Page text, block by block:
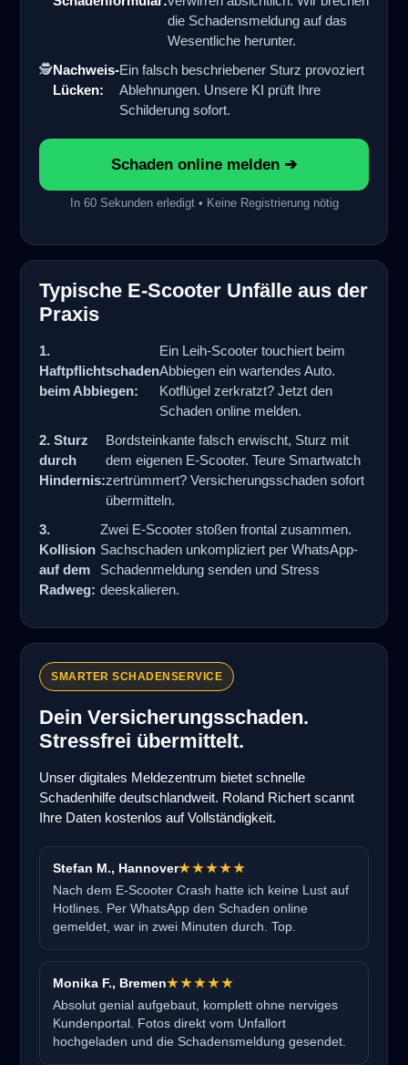
die Schadensmeldung auf das
Wesentliche herunter.
🕵️Nachweis-
Lücken:
Ein falsch beschriebener Sturz provoziert
Ablehnungen. Unsere KI prüft Ihre
Schilderung sofort.
Schaden online melden ➔
In 60 Sekunden erledigt • Keine Registrierung nötig
Typische E-Scooter Unfälle aus der
Praxis
1.
Haftpflichtschaden
beim Abbiegen:
Ein Leih-Scooter touchiert beim
Abbiegen ein wartendes Auto.
Kotflügel zerkratzt? Jetzt den
Schaden online melden.
2. Sturz
durch
Hindernis:
Bordsteinkante falsch erwischt, Sturz mit
dem eigenen E-Scooter. Teure Smartwatch
zertrümmert? Versicherungsschaden sofort
übermitteln.
3.
Kollision
auf dem
Radweg:
Zwei E-Scooter stoßen frontal zusammen.
Sachschaden unkompliziert per WhatsApp-
Schadenmeldung senden und Stress
deeskalieren.
SMARTER SCHADENSERVICE
Dein Versicherungsschaden.
Stressfrei übermittelt.
Unser digitales Meldezentrum bietet schnelle
Schadenhilfe deutschlandweit. Roland Richert scannt
Ihre Daten kostenlos auf Vollständigkeit.
Stefan M., Hannover★★★★★
Nach dem E-Scooter Crash hatte ich keine Lust auf
Hotlines. Per WhatsApp den Schaden online
gemeldet, war in zwei Minuten durch. Top.
Monika F., Bremen★★★★★
Absolut genial aufgebaut, komplett ohne nerviges
Kundenportal. Fotos direkt vom Unfallort
hochgeladen und die Schadensmeldung gesendet.